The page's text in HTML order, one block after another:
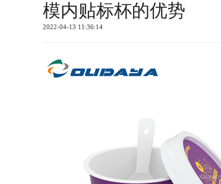
模内贴标杯的优势
2022-04-13 11:36:14